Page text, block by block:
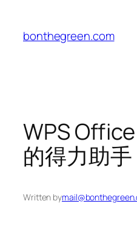
content
bonthegreen.com
WPS
的得力助手
Written by